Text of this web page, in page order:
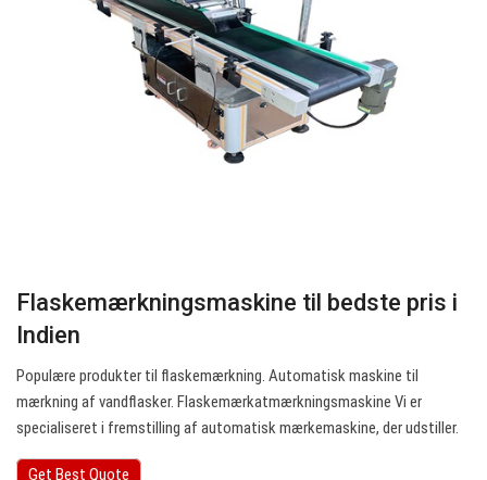
Flaskemærkningsmaskine til bedste pris i
Indien
Populære produkter til flaskemærkning. Automatisk maskine til
mærkning af vandflasker. Flaskemærkatmærkningsmaskine Vi er
specialiseret i fremstilling af automatisk mærkemaskine, der udstiller.
Get Best Quote